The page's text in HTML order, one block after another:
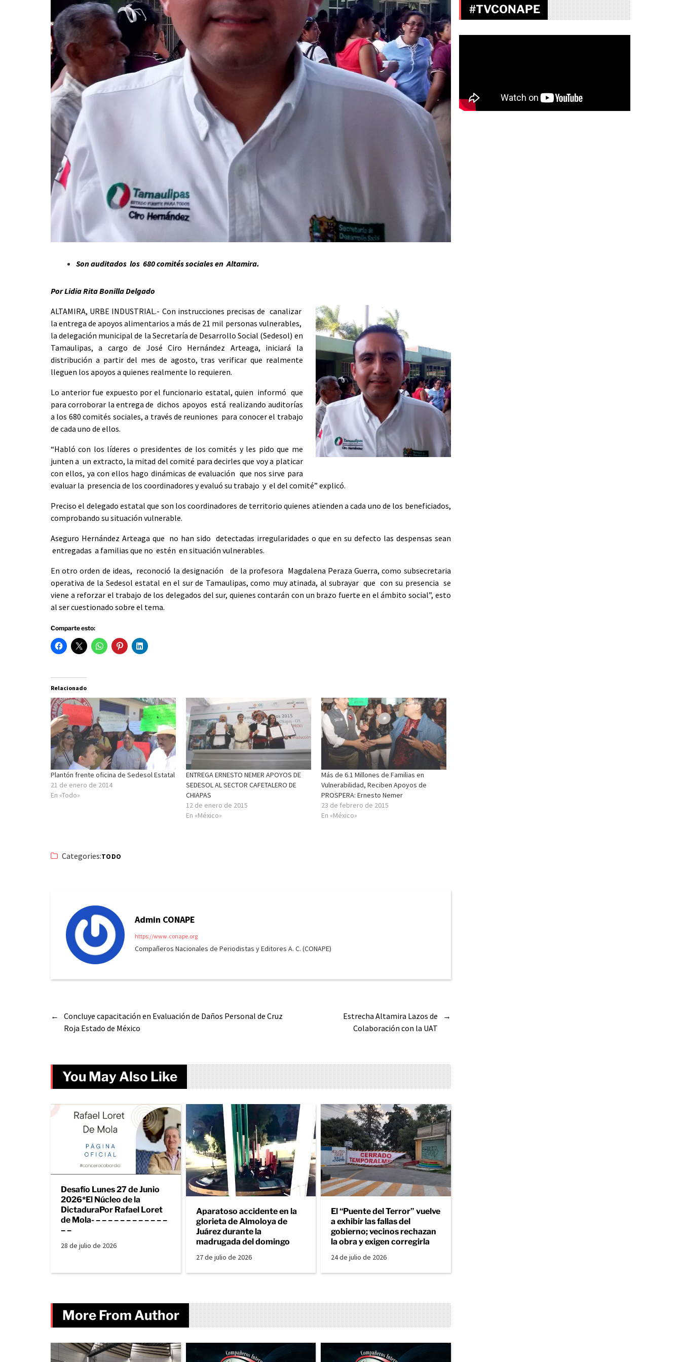
Son auditados los 680 comités sociales en Altamira.
Por Lidia Rita Bonilla Delgado
ALTAMIRA, URBE INDUSTRIAL.- Con instrucciones precisas de canalizar
la entrega de apoyos alimentarios a más de 21 mil personas vulnerables,
la delegación municipal de la Secretaría de Desarrollo Social (Sedesol) en
Tamaulipas, a cargo de José Ciro Hernández Arteaga, iniciará la
distribución a partir del mes de agosto, tras verificar que realmente
lleguen los apoyos a quienes realmente lo requieren.
Lo anterior fue expuesto por el funcionario estatal, quien informó que
para corroborar la entrega de dichos apoyos está realizando auditorías
a los 680 comités sociales, a través de reuniones para conocer el trabajo
de cada uno de ellos.
“Habló con los líderes o presidentes de los comités y les pido que me
junten a un extracto, la mitad del comité para decirles que voy a platicar
con ellos, ya con ellos hago dinámicas de evaluación que nos sirve para
evaluar la presencia de los coordinadores y evaluó su trabajo y el del comité” explicó.
Preciso el delegado estatal que son los coordinadores de territorio quienes atienden a cada uno de los beneficiados,
comprobando su situación vulnerable.
Aseguro Hernández Arteaga que no han sido detectadas irregularidades o que en su defecto las despensas sean
entregadas a familias que no estén en situación vulnerables.
En otro orden de ideas, reconoció la designación de la profesora Magdalena Peraza Guerra, como subsecretaria
operativa de la Sedesol estatal en el sur de Tamaulipas, como muy atinada, al subrayar que con su presencia se
viene a reforzar el trabajo de los delegados del sur, quienes contarán con un brazo fuerte en el ámbito social”, esto
al ser cuestionado sobre el tema.
Comparte esto:
Relacionado
Plantón frente oficina de Sedesol Estatal
21 de enero de 2014
En «Todo»
ENTREGA ERNESTO NEMER APOYOS DE
SEDESOL AL SECTOR CAFETALERO DE
CHIAPAS
12 de enero de 2015
En «México»
Más de 6.1 Millones de Familias en
Vulnerabilidad, Reciben Apoyos de
PROSPERA: Ernesto Nemer
23 de febrero de 2015
En «México»
Categories:TODO
Admin CONAPE
https://www.conape.org
Compañeros Nacionales de Periodistas y Editores A. C. (CONAPE)
←
Concluye capacitación en Evaluación de Daños Personal de Cruz
Roja Estado de México
→
Estrecha Altamira Lazos de
Colaboración con la UAT
You May Also Like
Desafío Lunes 27 de Junio
2026*El Núcleo de la
DictaduraPor Rafael Loret
de Mola- – – – – – – – – – – – –
– –
28 de julio de 2026
Aparatoso accidente en la
glorieta de Almoloya de
Juárez durante la
madrugada del domingo
27 de julio de 2026
El “Puente del Terror” vuelve
a exhibir las fallas del
gobierno; vecinos rechazan
la obra y exigen corregirla
24 de julio de 2026
More From Author
#TVCONAPE